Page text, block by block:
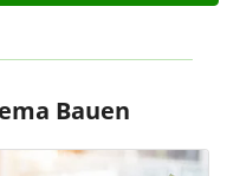
Bauen